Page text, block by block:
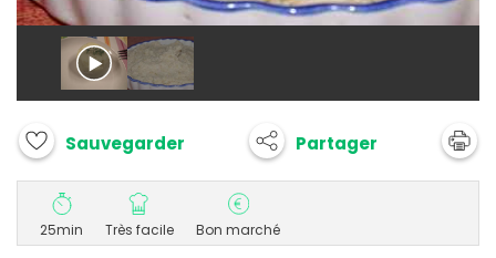
Sauvegarder Partager
25min Très facile Bon marché